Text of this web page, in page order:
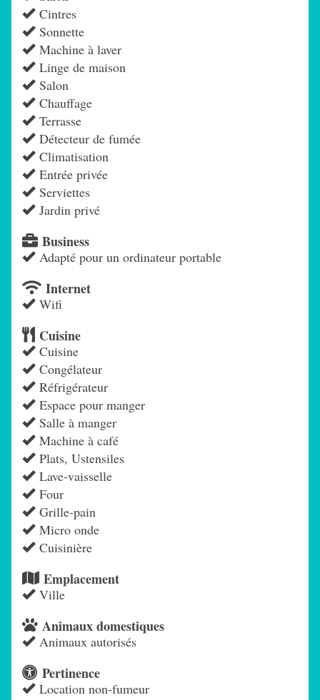
Cintres
Sonnette
Machine à laver
Linge de maison
Salon
Chauffage
Terrasse
Détecteur de fumée
Climatisation
Entrée privée
Serviettes
Jardin privé
Business
Adapté pour un ordinateur portable
Internet
Wifi
Cuisine
Cuisine
Congélateur
Réfrigérateur
Espace pour manger
Salle à manger
Machine à café
Plats, Ustensiles
Lave-vaisselle
Four
Grille-pain
Micro onde
Cuisinière
Emplacement
Ville
Animaux domestiques
Animaux autorisés
Pertinence
Location non-fumeur